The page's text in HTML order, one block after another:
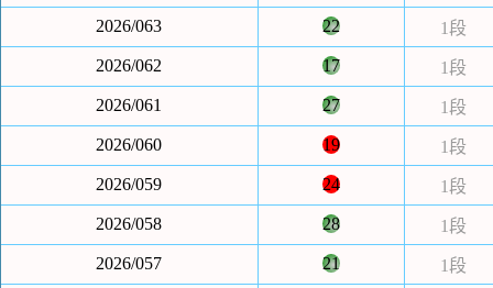
2026/063
22
1段
2026/062
17
1段
2026/061
27
1段
2026/060
19
1段
2026/059
24
1段
2026/058
28
1段
2026/057
21
1段